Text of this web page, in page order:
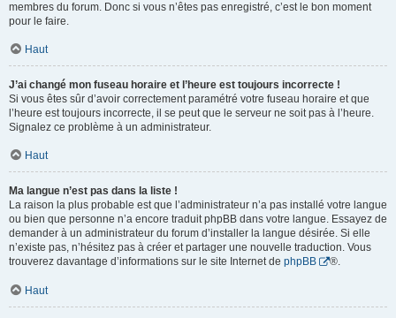
membres du forum. Donc si vous n’êtes pas enregistré, c’est le bon moment
pour le faire.
Haut
J’ai changé mon fuseau horaire et l’heure est toujours incorrecte !
Si vous êtes sûr d’avoir correctement paramétré votre fuseau horaire et que
l’heure est toujours incorrecte, il se peut que le serveur ne soit pas à l’heure.
Signalez ce problème à un administrateur.
Haut
Ma langue n’est pas dans la liste !
La raison la plus probable est que l’administrateur n’a pas installé votre langue
ou bien que personne n’a encore traduit phpBB dans votre langue. Essayez de
demander à un administrateur du forum d’installer la langue désirée. Si elle
n’existe pas, n’hésitez pas à créer et partager une nouvelle traduction. Vous
trouverez davantage d’informations sur le site Internet de phpBB ®.
Haut